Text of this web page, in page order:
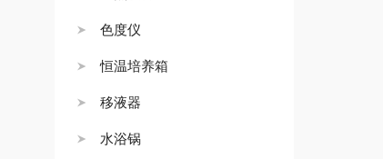
色度仪
恒温培养箱
移液器
水浴锅